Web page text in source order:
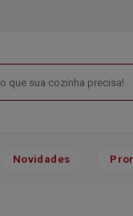
Novidades